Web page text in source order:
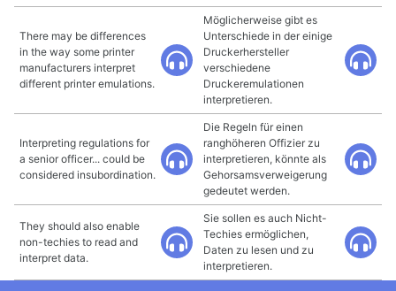
There may be differences
in the way some printer
manufacturers interpret
different printer emulations.
Möglicherweise gibt es
Unterschiede in der einige
Druckerhersteller
verschiedene
Druckeremulationen
interpretieren.
Interpreting regulations for
a senior officer... could be
considered insubordination.
Die Regeln für einen
ranghöheren Offizier zu
interpretieren, könnte als
Gehorsamsverweigerung
gedeutet werden.
They should also enable
non-techies to read and
interpret data.
Sie sollen es auch Nicht-
Techies ermöglichen,
Daten zu lesen und zu
interpretieren.